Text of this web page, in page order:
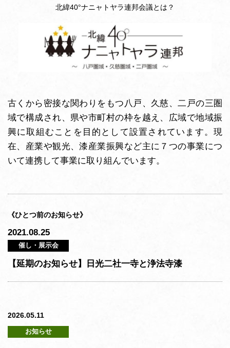
北緯40°ナニャトヤラ連邦会議とは？
古くから密接な関わりをもつ八戸、久慈、二戸の三圏
域で構成され、県や市町村の枠を越え、広域で地域振
興に取組むことを目的として設置されています。現
在、産業や観光、漆産業振興など主に７つの事業につ
いて連携して事業に取り組んでいます。
《ひとつ前のお知らせ》
2021.08.25
催し・展示会
【延期のお知らせ】日光二社一寺と浄法寺漆
2026.05.11
お知らせ